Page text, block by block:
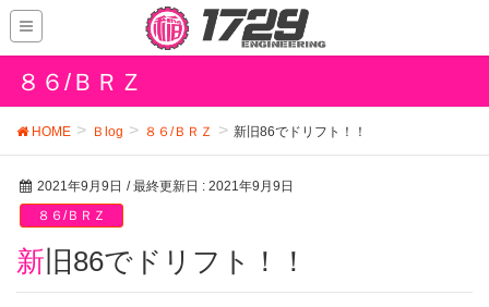
８６/ＢＲＺ
HOME Ｂlog ８６/ＢＲＺ 新旧86でドリフト！！
2021年9月9日 / 最終更新日 : 2021年9月9日
８６/ＢＲＺ
新旧86でドリフト！！